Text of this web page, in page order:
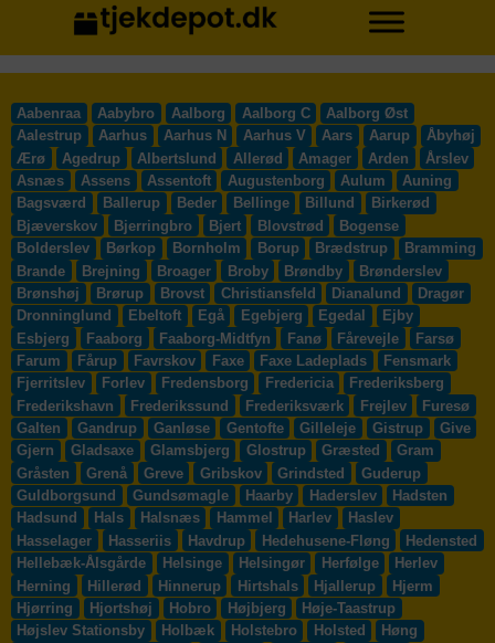
Aabenraa Aabybro Aalborg Aalborg C
Aalborg Øst
Aalestrup
Aarhus Aarhus N Aarhus V Aars Aarup
Åbyhøj
Ærø
Agedrup Albertslund Allerød Amager Arden
Årslev
Asnæs
Assens Assentoft Augustenborg Aulum
Auning
Bagsværd
Ballerup Beder Bellinge Billund
Birkerød
Bjæverskov
Bjerringbro Bjert Blovstrød
Bogense
Bolderslev
Børkop Bornholm Borup Brædstrup
Bramming
Brande
Brejning Broager Broby Brøndby
Brønderslev
Brønshøj
Brørup Brovst Christiansfeld Dianalund
Dragør
Dronninglund
Ebeltoft Egå Egebjerg Egedal
Ejby
Esbjerg
Faaborg Faaborg-Midtfyn Fanø Fårevejle
Farsø
Farum
Fårup Favrskov Faxe Faxe Ladeplads
Fensmark
Fjerritslev
Forlev Fredensborg Fredericia
Frederiksberg
Frederikshavn
Frederikssund Frederiksværk Frejlev
Furesø
Galten
Gandrup Ganløse Gentofte Gilleleje Gistrup
Give
Gjern
Gladsaxe Glamsbjerg Glostrup Græsted
Gram
Gråsten
Grenå Greve Gribskov Grindsted
Guderup
Guldborgsund
Gundsømagle Haarby Haderslev
Hadsten
Hadsund
Hals Halsnæs Hammel Harlev
Haslev
Hasselager
Hasseriis Havdrup Hedehusene-Fløng
Hedensted
Hellebæk-Ålsgårde
Helsinge Helsingør Herfølge
Herlev
Herning
Hillerød Hinnerup Hirtshals Hjallerup
Hjerm
Hjørring
Hjortshøj Hobro Højbjerg
Høje-Taastrup
Højslev Stationsby
Holbæk Holstebro Holsted
Høng